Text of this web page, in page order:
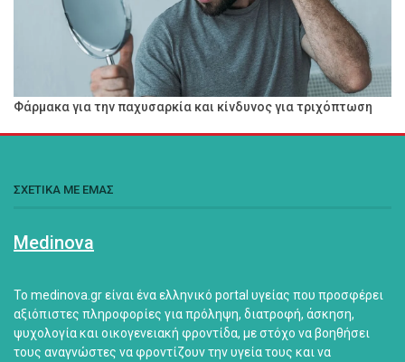
Φάρμακα για την παχυσαρκία και κίνδυνος για τριχόπτωση
ΣΧΕΤΙΚΑ ΜΕ ΕΜΑΣ
Medinova
Το medinova.gr είναι ένα ελληνικό portal υγείας που προσφέρει
αξιόπιστες πληροφορίες για πρόληψη, διατροφή, άσκηση,
ψυχολογία και οικογενειακή φροντίδα, με στόχο να βοηθήσει
τους αναγνώστες να φροντίζουν την υγεία τους και να